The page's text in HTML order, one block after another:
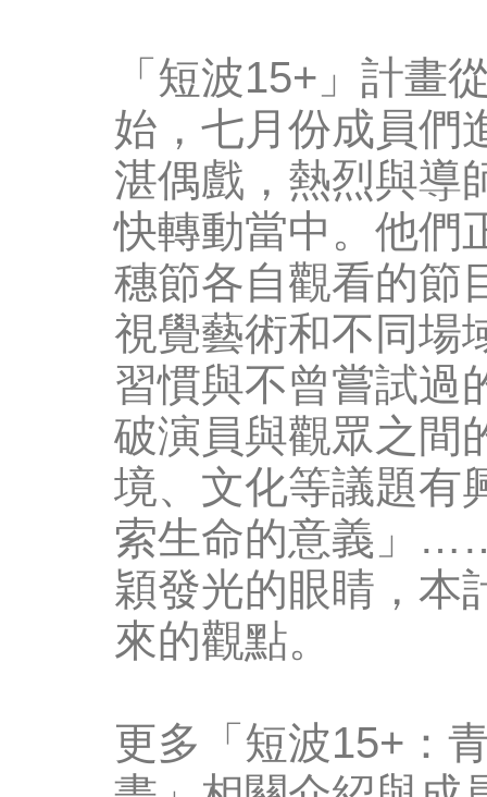
「短波15+」計畫
始，七月份成員們
湛偶戲，熱烈與導
快轉動當中。他們
穗節各自觀看的
視覺藝術和不同場
習慣與不曾嘗試過
破演員與觀眾之間
境、文化等議題有
索生命的意義」
穎發光的眼睛，本
來的觀點。
更多「短波15+：